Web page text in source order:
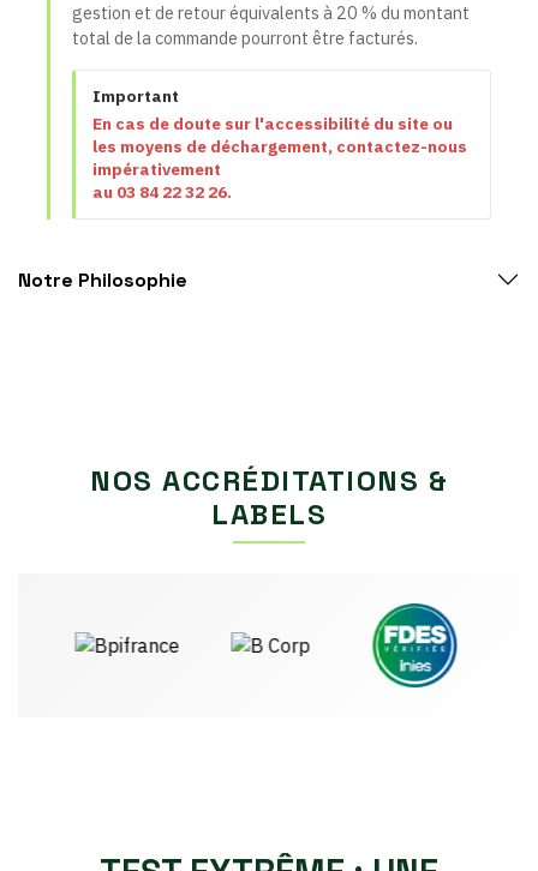
gestion et de retour équivalents à 20 % du montant
total de la commande pourront être facturés.
Important
En cas de doute sur l'accessibilité du site ou
les moyens de déchargement, contactez-nous
impérativement
au 03 84 22 32 26.
Notre Philosophie
NOS ACCRÉDITATIONS &
LABELS